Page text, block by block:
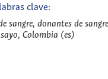
clave:
sangre, donantes de
Colombia (es)